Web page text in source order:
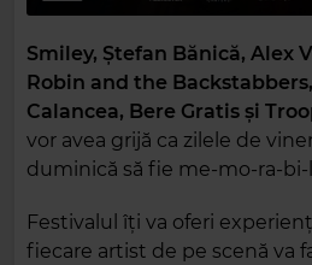
Smiley, Ștefan Bănică, Alex
Robin and the
Calancea, Bere Gratis și
vor avea grijă ca zilele de
duminică să fie me-mo-ra-bi-
Festivalul îți va oferi
fiecare artist de pe scenă va